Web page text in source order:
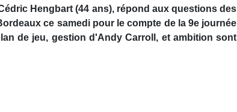
Hengbart (44 ans), répond aux questions des
ce samedi pour le compte de la 9e journée
de jeu, gestion d'Andy Carroll, et ambition sont